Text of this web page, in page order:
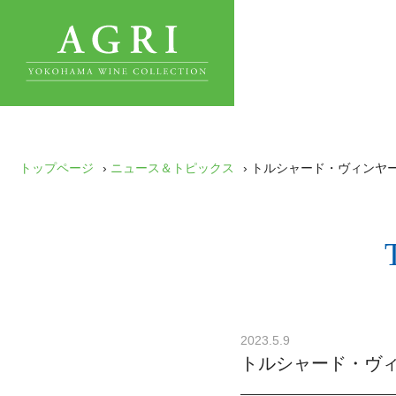
トップページ › ニュース＆トピックス › トルシャード・ヴィンヤ
2023.5.9
トルシャード・ヴ